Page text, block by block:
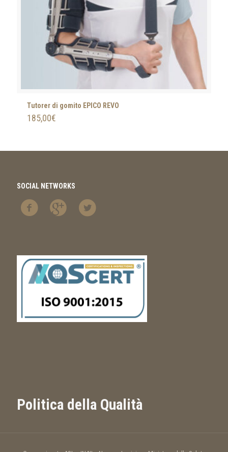
Tutorer di gomito EPICO REVO
185,00€
SOCIAL NETWORKS
Politica della Qualità